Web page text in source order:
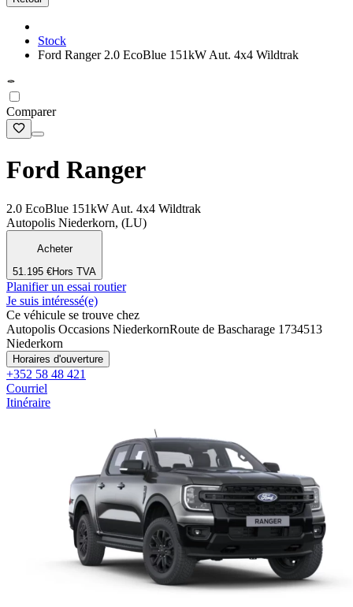
Stock
Ford Ranger 2.0 EcoBlue 151kW Aut. 4x4 Wildtrak
Comparer
Ford Ranger
2.0 EcoBlue 151kW Aut. 4x4 Wildtrak
Autopolis Niederkorn, (LU)
Acheter
51.195 €Hors TVA
Planifier un essai routier
Je suis intéressé(e)
Ce véhicule se trouve chez
Autopolis Occasions NiederkornRoute de Bascharage 1734513
Niederkorn
Horaires d'ouverture
+352 58 48 421
Courriel
Itinéraire